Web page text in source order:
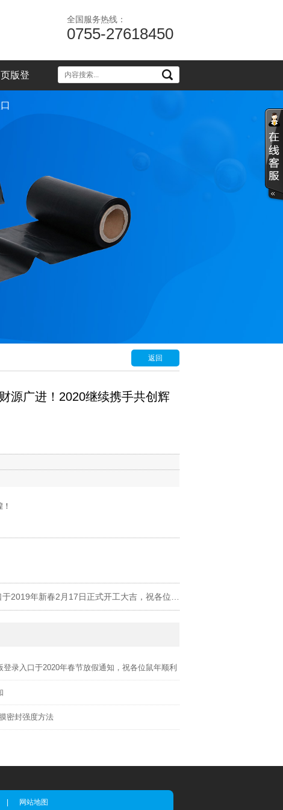
全国服务热线：
0755-27618450
版登
返回
源广进！2020继续携手共创辉
密封强度方法
网站地图